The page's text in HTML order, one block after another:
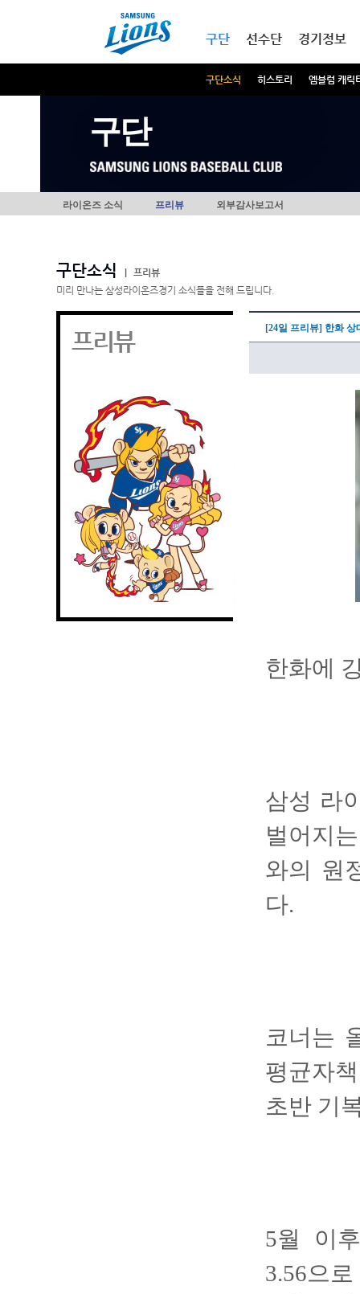
구단
구단소식 히스토리 엠블럼 캐릭
선수단 경기정보
구단
라이온즈 소식 프리뷰 외부감사보고서
구단소식
프리뷰
미리 만나는 삼성라이온즈경기 소식들을 전해 드립니다.
프리뷰 [24일 프리뷰] 한화
한화에
삼성 라
벌어지
와의 원
다.
코너는
평균자
초반 기
5월 이
3.56으